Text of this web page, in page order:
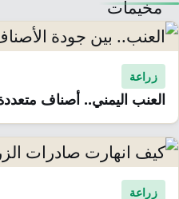
زراعة
العنب اليمني.. أصناف
زراعة